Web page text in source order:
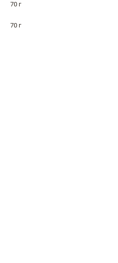
70 г
70 г